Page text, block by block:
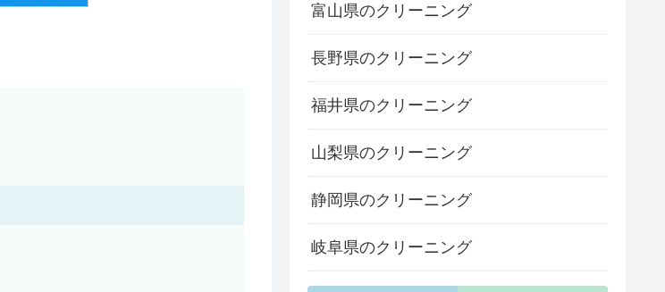
富山県のクリーニング
長野県のクリーニング
福井県のクリーニング
山梨県のクリーニング
静岡県のクリーニング
岐阜県のクリーニング